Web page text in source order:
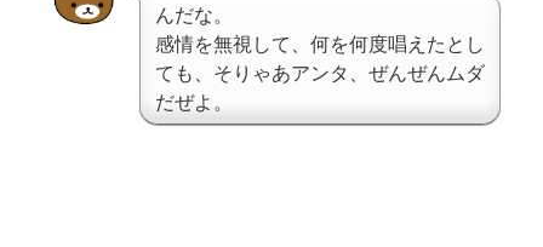
んだな。
感情を無視して、何を何度唱えたとし
ても、そりゃあアンタ、ぜんぜんムダ
だぜよ。